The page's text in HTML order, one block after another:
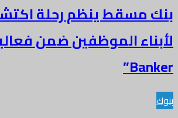
بنك مسقط ينظم رحلة
Banker”
بنوك